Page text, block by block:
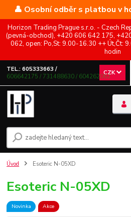
👤 Osobní odběr s platbou v
Horizon Trading Prague s.r.o. - Czech
(pevná-obchod), +420 606 642 175,
062, open: Po,St: 9.00-16.30 ++ Út,Čt:
hodin
CZK
TEL.: 605333663 /
606642175 / 731488630 / 604262062
Úvod Esoteric N-05XD
Esoteric N-05XD
Novinka Akce